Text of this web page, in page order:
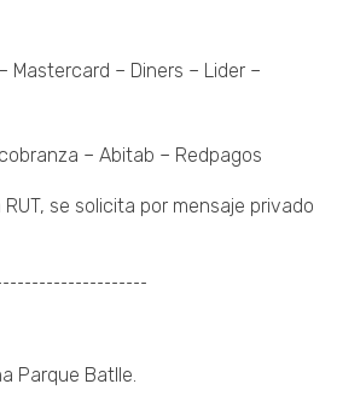
Mastercard – Diners – Lider –
– Abitab – Redpagos
se solicita por mensaje privado
Parque Batlle.